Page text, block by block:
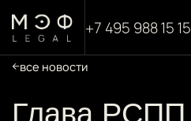
+7 495 988 15 15
все новости
Глава РСПП